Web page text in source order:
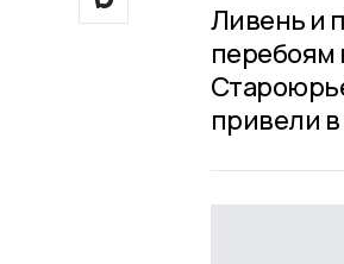
Ливень и
перебоям
привели